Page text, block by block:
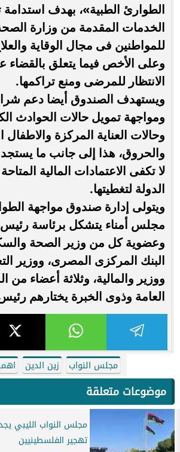
الطوارئ الطبية»، بهدف استدامة
الخدمات المقدمة من وزارة
للمواطنين فى مجال الوقاية
وعلى الأخص فيما يتعلق بالقضاء
الانتظار للمرضى ومنع تراكمها.
ويستهدف الصندوق أيضا دعم شراء
ومواجهة تمويل حالات الحوادث
وحالات العناية المركزة والاطفال
والحروق، هذا إلى جانب ما
لا تكفى الاعتمادات المالية
الدولة لتغطيتها.
ويتولى إدارة صندوق مواجهة
مجلس أمناء يتشكل برئاسة رئيس
وعضوية كل من وزير الصحة
البنك المركزى المصرى، ووزير
ووزير والمالية، وثلاثة أعضاء
العامة وذوى الخبرة يختارهم
مجلس النواب زين الدين
موضوعات متعلقة
مجلس النواب الليبي
تهجير الفلسطينيين